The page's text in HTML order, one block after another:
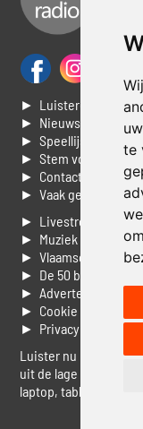
te
► Luisteren naar
► Nieuws
► Speellijst
► Stem voor de Dag
► Contacteer ons
► Vaak gestelde
► Livestream
► Muziek opzoeken
► Vlaamse 100 Aller
► De 50 beste van...
► Adverteren op
► Cookie voorkeuren
► Privacyinformatie
Luister nu naar
uit de lage landen
laptop, tablet of